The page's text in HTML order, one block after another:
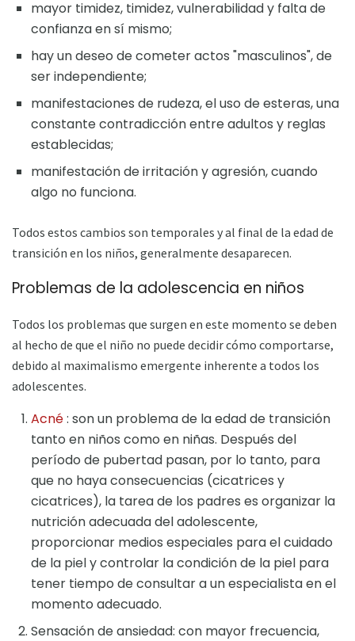
mayor timidez, timidez, vulnerabilidad y falta de
confianza en sí mismo;
hay un deseo de cometer actos "masculinos", de
ser independiente;
manifestaciones de rudeza, el uso de esteras, una
constante contradicción entre adultos y reglas
establecidas;
manifestación de irritación y agresión, cuando
algo no funciona.
Todos estos cambios son temporales y al final de la edad de
transición en los niños, generalmente desaparecen.
Problemas de la adolescencia en niños
Todos los problemas que surgen en este momento se deben
al hecho de que el niño no puede decidir cómo comportarse,
debido al maximalismo emergente inherente a todos los
adolescentes.
Acné: son un problema de la edad de transición
tanto en niños como en niñas. Después del
período de pubertad pasan, por lo tanto, para
que no haya consecuencias (cicatrices y
cicatrices), la tarea de los padres es organizar la
nutrición adecuada del adolescente,
proporcionar medios especiales para el cuidado
de la piel y controlar la condición de la piel para
tener tiempo de consultar a un especialista en el
momento adecuado.
Sensación de ansiedad: con mayor frecuencia,